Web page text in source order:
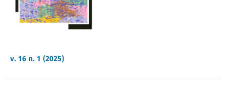
v. 16 n. 1 (2025)